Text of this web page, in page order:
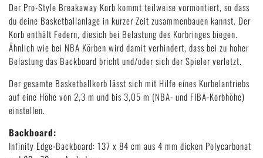
Der Pro-Style Breakaway Korb kommt teilweise vormontiert, so dass
du deine Basketballanlage in kurzer Zeit zusammenbauen kannst. Der
Korb enthält Federn, diesich bei Belastung des Korbringes biegen.
Ähnlich wie bei NBA Körben wird damit verhindert, dass bei zu hoher
Belastung das Backboard bricht und/oder sich der Spieler verletzt.
Der gesamte Basketballkorb lässt sich mit Hilfe eines Kurbelantriebs
auf eine Höhe von 2,3 m und bis 3,05 m (NBA- und FIBA-Korbhöhe)
einstellen.
Backboard:
Infinity Edge-Backboard: 137 x 84 cm aus 4 mm dicken Polycarbonat